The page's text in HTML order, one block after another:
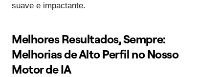
suave e impactante.
Melhores Resultados, Sempre:
Melhorias de Alto Perfil no Nosso
Motor de IA